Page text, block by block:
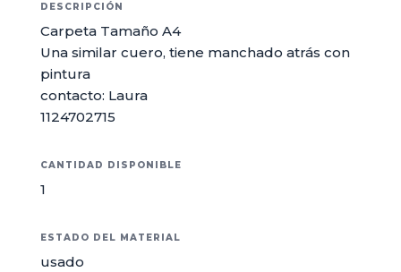
DESCRIPCIÓN
Carpeta Tamaño A4
Una similar cuero, tiene manchado atrás con
pintura
contacto: Laura
1124702715
CANTIDAD DISPONIBLE
1
ESTADO DEL MATERIAL
usado